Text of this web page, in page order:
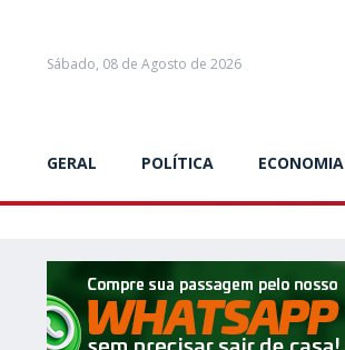
Sábado, 08 de Agosto de 2026
GERAL POLÍTICA ECONOMIA